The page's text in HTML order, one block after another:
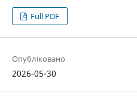
Full PDF
Опубліковано
2026-05-30